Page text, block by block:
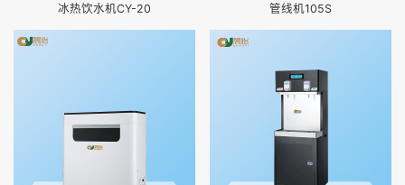
冰热饮水机CY-20 管线机105S